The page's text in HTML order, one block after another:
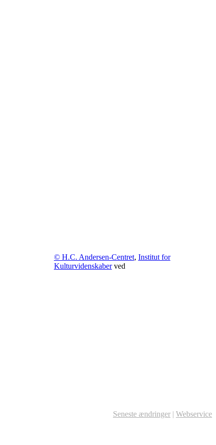
© H.C. Andersen-Centret, Institut for
Kulturvidenskaberved
Seneste ændringer | Webservice